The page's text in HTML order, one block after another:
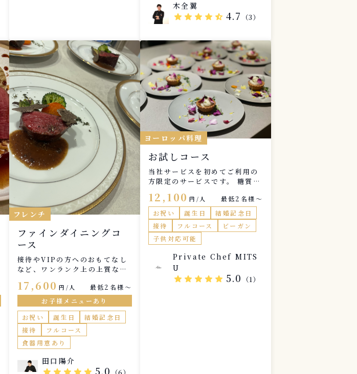
木全翼
star star star star star_half 4.7 （3）
フレンチ
ファインダイニングコ
ース
接待やVIPの方へのおもてなし
など、ワンランク上の上質なコ
す。 ご希望の食材やリクエスト
にも柔軟に対応致します。
17,600 円/人
最低2名様〜
お子様メニューあり
お祝い
誕生日
結婚記念日
接待
フルコース
食器用意あり
田口陽介
star star star star star 5.0
ヨーロッパ料理
お試しコース
当社サービスを初めてご利用の
方限定のサービスです。 糖質制
方、アスリートの方、さまざま
なニーズに合わせてメニューを
ご提案いたします。
12,100 円/人
最低2名様〜
お祝い
誕生日
結婚記念日
接待
フルコース
ビーガン
子供対応可能
Private Chef MITS
U
star star star star star 5.0 （1）